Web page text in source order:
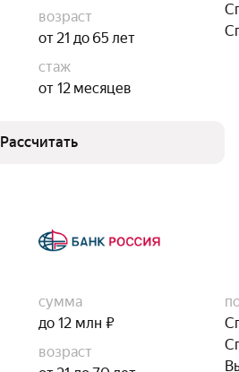
возраст
от 21 до 65 лет
стаж
от 12 месяцев
Рассчитать
сумма
до 12 млн ₽
возраст